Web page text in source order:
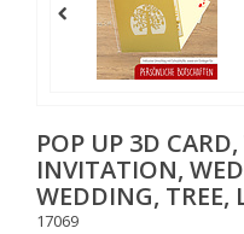
POP UP 3D
INVITATION,
WEDDING,
17069